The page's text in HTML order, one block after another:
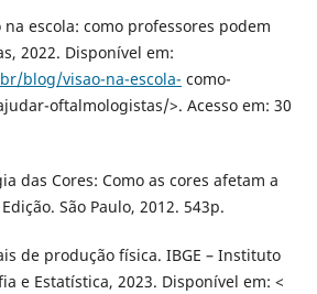
na escola: como professores podem
2022. Disponível em:
blog/visao-na-escola- como-
oftalmologistas/>. Acesso em: 30
das Cores: Como as cores afetam a
São Paulo, 2012. 543p.
de produção física. IBGE – Instituto
e Estatística, 2023. Disponível em: <